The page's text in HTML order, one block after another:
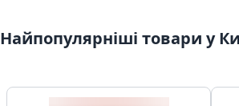
Найпопулярніші товари у